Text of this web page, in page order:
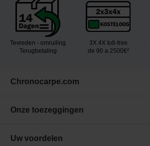
Tevreden - omruiling
Terugbetaling
3X 4X toll-free
de 90 a 2500€²
Chronocarpe.com
Onze toezeggingen
Uw voordelen